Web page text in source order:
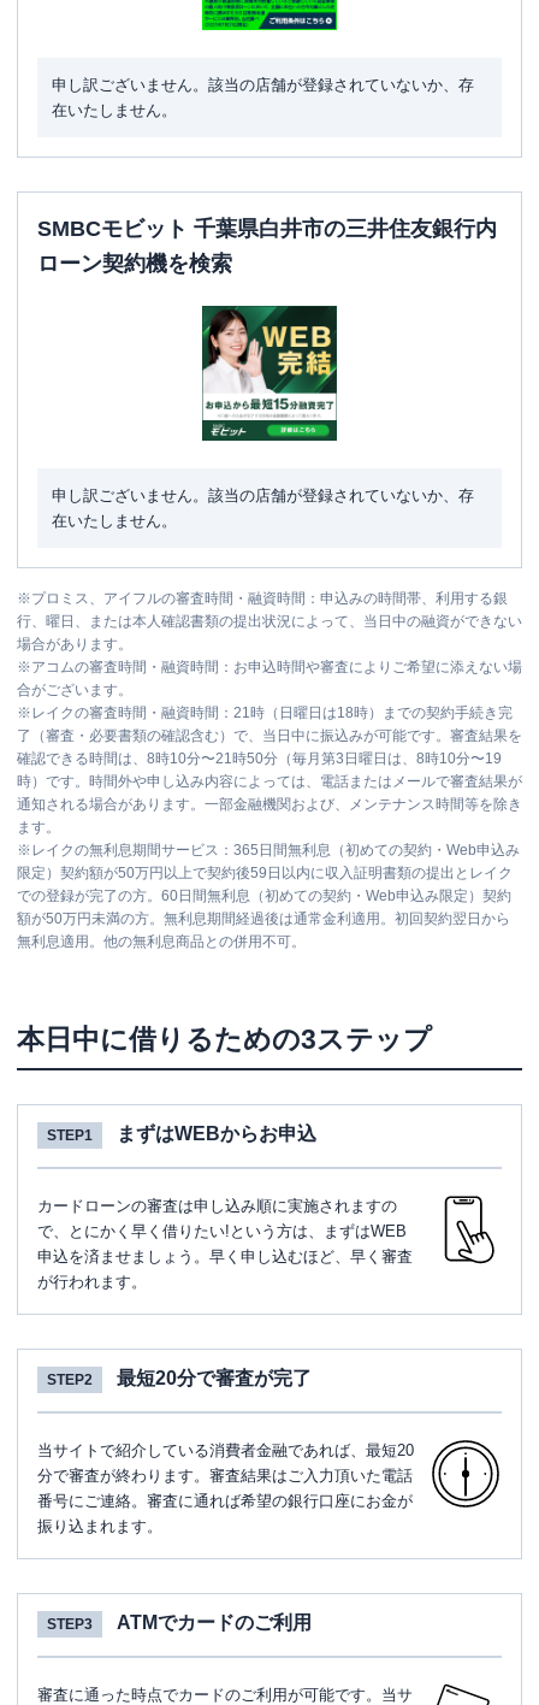
申し訳ございません。該当の店舗が登録されていないか、存
在いたしません。
SMBCモビット 千葉県白井市の三井住友銀行内
ローン契約機を検索
申し訳ございません。該当の店舗が登録されていないか、存
在いたしません。
※プロミス、アイフルの審査時間・融資時間：申込みの時間帯、利用する銀
行、曜日、または本人確認書類の提出状況によって、当日中の融資ができない
場合があります。
※アコムの審査時間・融資時間：お申込時間や審査によりご希望に添えない場
合がございます。
※ レイクの審査時間・融資時間：21時（日曜日は18時）までの契約手続き完
了（審査・必要書類の確認含む）で、当日中に振込みが可能です。審査結果を
確認できる時間は、8時10分〜21時50分（毎月第3日曜日は、8時10分〜19
時）です。時間外や申し込み内容によっては、電話またはメールで審査結果が
通知される場合があります。一部金融機関および、メンテナンス時間等を除き
ます。
※ レイクの無利息期間サービス：365日間無利息（初めての契約・Web申込み
限定）契約額が50万円以上で契約後59日以内に収入証明書類の提出とレイク
での登録が完了の方。60日間無利息（初めての契約・Web申込み限定）契約
額が50万円未満の方。無利息期間経過後は通常金利適用。初回契約翌日から
無利息適用。他の無利息商品との併用不可。
本日中に借りるための3ステップ
STEP1 まずはWEBからお申込
カードローンの審査は申し込み順に実施されますの
で、とにかく早く借りたい!という方は、まずはWEB
申込を済ませましょう。早く申し込むほど、早く審査
が行われます。
STEP2 最短20分で審査が完了
当サイトで紹介している消費者金融であれば、最短20
分で審査が終わります。審査結果はご入力頂いた電話
番号にご連絡。審査に通れば希望の銀行口座にお金が
振り込まれます。
STEP3 ATMでカードのご利用
審査に通った時点でカードのご利用が可能です。当サ